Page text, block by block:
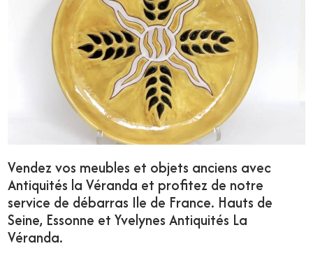
Vendez vos meubles et objets anciens avec
Antiquités la Véranda et profitez de notre
service de débarras Ile de France. Hauts de
Seine, Essonne et Yvelynes Antiquités La
Véranda.